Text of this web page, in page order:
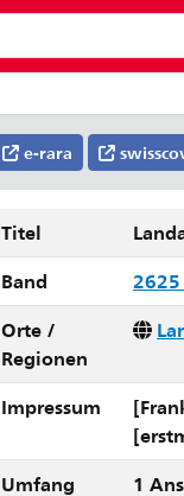
e-rara
Titel
Band
2625
Orte /
Regionen
Impressum
Umfang
1